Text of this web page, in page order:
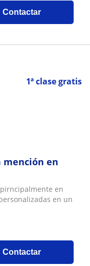
Contactar
1ª clase gratis
mención en
en
en un
Contactar